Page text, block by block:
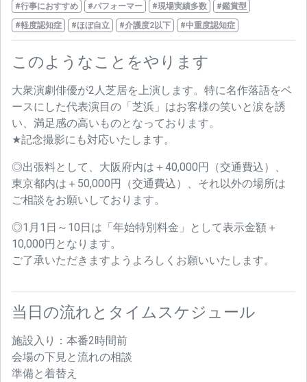
#行事におすすめ
#パフォーマー #現場実績多数
#鑑賞型
#軽度認知症
#ほぼ自立 #介護度2以下 #中重度認知症
このようなことをやります
大衆演劇俳優が2人芝居を上演します。特に名作落語をベ
ースにした代表演目の「芝浜」はお客様の笑いと涙を誘
い、満足感の高いものとなっております。
★記念撮影にも対応いたします。
◎出張料として、大阪府内は＋40,000円（交通費込）、
東京都内は＋50,000円（交通費込）、それ以外の場所は
ご相談をお願いしております。
◎1月1日～10日は「年始特別料金」として表示金額＋
10,000円となります。
ご了承いただきますようよろしくお願いいたします。
当日の流れとタイムスケジュール
施設入り：本番2時間前
会場の下見と流れの相談
準備と着替え